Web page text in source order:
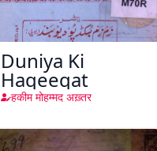
Duniya Ki
Haqeeqat
हकीम मोहम्मद अख़्तर